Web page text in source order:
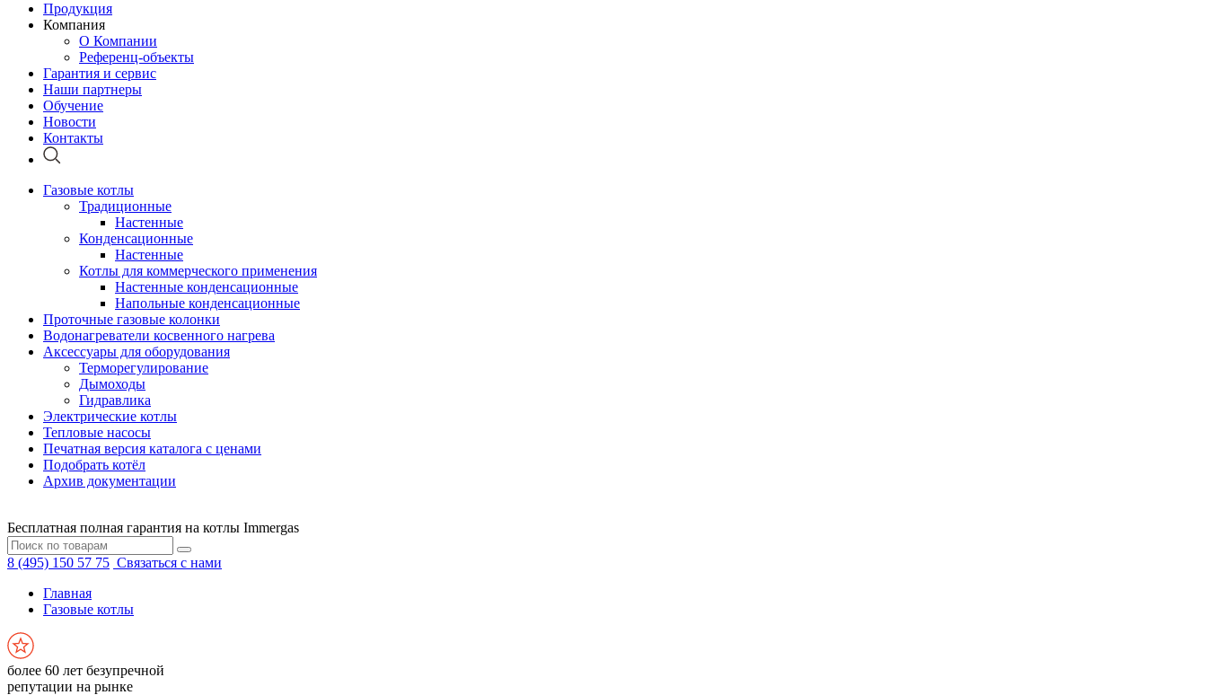
Продукция
Компания
О Компании
Референц-объекты
Гарантия и сервис
Наши партнеры
Обучение
Новости
Контакты
Газовые котлы
Традиционные
Настенные
Конденсационные
Настенные
Котлы для коммерческого применения
Настенные конденсационные
Напольные конденсационные
Проточные газовые колонки
Водонагреватели косвенного нагрева
Аксессуары для оборудования
Терморегулирование
Дымоходы
Гидравлика
Электрические котлы
Тепловые насосы
Печатная версия каталога с ценами
Подобрать котёл
Архив документации
Бесплатная полная гарантия на котлы Immergas
8 (495) 150 57 75 Связаться с нами
Главная
Газовые котлы
более 60 лет безупречной
репутации на рынке